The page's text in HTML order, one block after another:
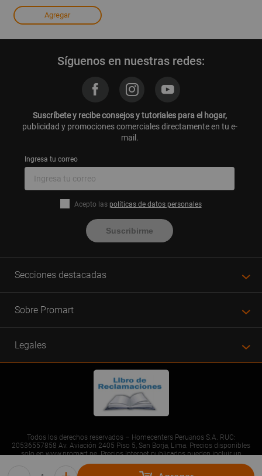
Agregar
Síguenos en nuestras redes:
Suscríbete y recibe consejos y tutoriales para el hogar,
publicidad y promociones comerciales directamente en tu e-
mail.
Ingresa tu correo
Acepto las políticas de datos personales
Suscribirme
Secciones destacadas
Sobre Promart
Legales
Todos los derechos reservados – Homecenters Peruanos S.A. RUC:
20536557858 Av. Aviación 2405 Piso 5, San Borja, Lima. Precios disponibles
solo en www.promart.pe. Precios Internet publicados pueden incluir un
descuento adicional. Precios sujetos a variaciones sin previo aviso. Productos
sujetos a disponibilidad de stock al momento de la compra. Solo consumo